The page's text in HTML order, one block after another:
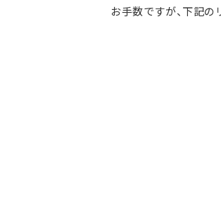
お手数ですが、下記